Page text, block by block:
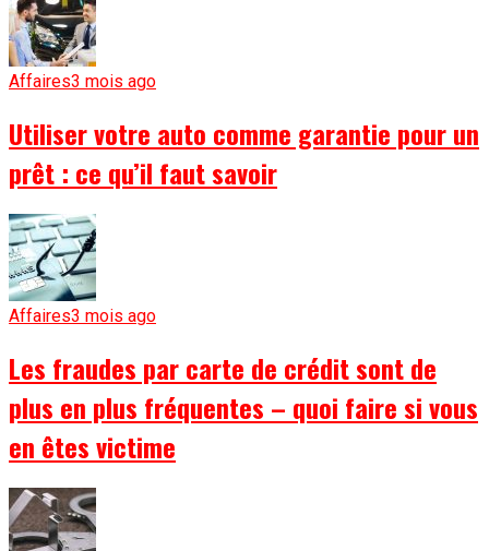
Affaires3 mois ago
Utiliser votre auto comme garantie pour un
prêt : ce qu’il faut savoir
Affaires3 mois ago
Les fraudes par carte de crédit sont de
plus en plus fréquentes – quoi faire si vous
en êtes victime